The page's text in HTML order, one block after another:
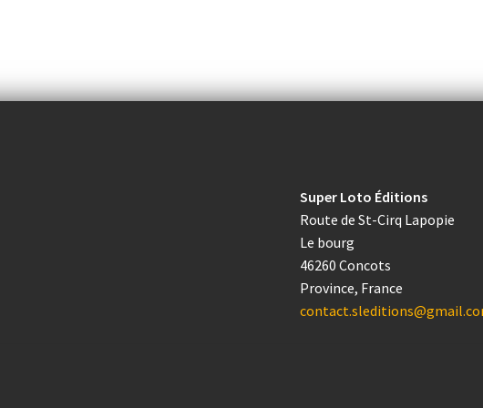
Super Loto Éditions
Route de St-Cirq Lapopie
Le bourg
46260 Concots
Province, France